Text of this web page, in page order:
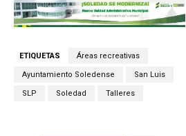
ETIQUETAS Áreas recreativas
Ayuntamiento Soledense San Luis
SLP Soledad Talleres